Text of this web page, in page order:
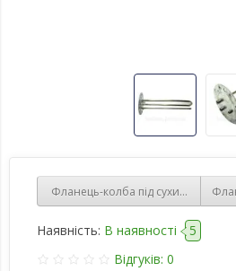
Фланець-колба під сухий
Наявність: В наявності
5
Відгуків: 0